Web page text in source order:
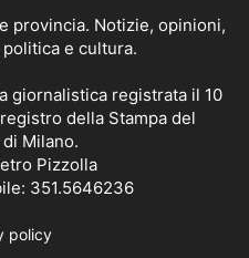
provincia. Notizie, opinioni,
e cultura.
giornalistica registrata il 10
della Stampa del
Milano.
Pizzolla
351.5646236
policy